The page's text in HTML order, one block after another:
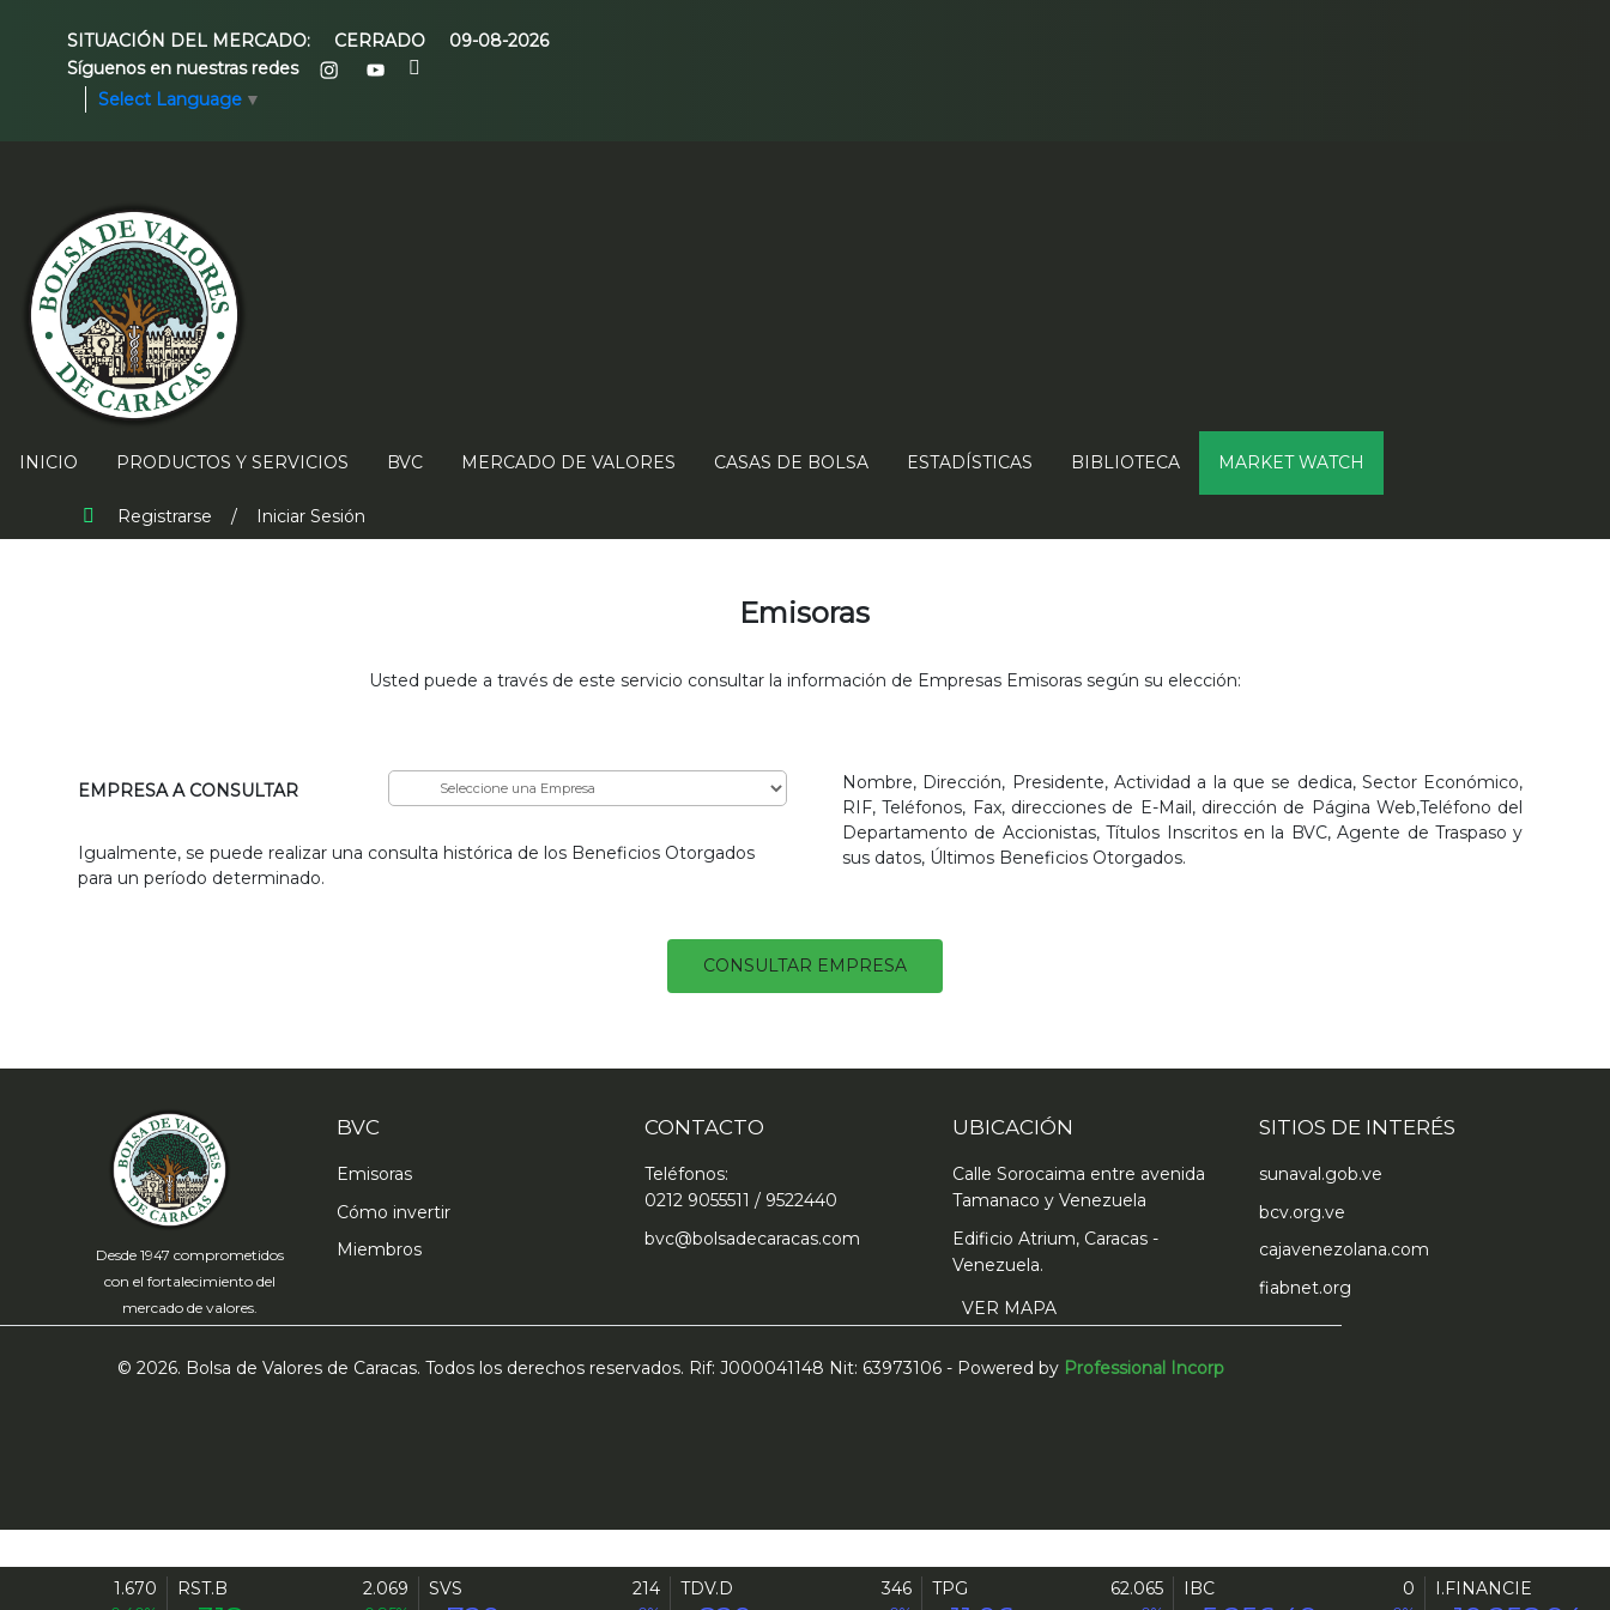
1.670 RST.B 2.069 SVS 214 TDV.D 346 TPG 62.065 IBC 0 I.FINANCIE
SITUACIÓN DEL MERCADO: CERRADO
09-08-2026
Síguenos en nuestras redes
Select Language ▼
INICIO PRODUCTOS Y SERVICIOS BVC MERCADO DE VALORES CASAS DE BOLSA ESTADÍSTICAS BIBLIOTECA MARKET WATCH
Registrarse / Iniciar Sesión
Emisoras
Usted puede a través de este servicio consultar la información de Empresas Emisoras según su elección:
EMPRESA A CONSULTAR
Igualmente, se puede realizar una consulta histórica de los Beneficios Otorgados
para un período determinado.
Nombre, Dirección, Presidente, Actividad a la que se dedica, Sector Económico,
RIF, Teléfonos, Fax, direcciones de E-Mail, dirección de Página Web,Teléfono del
Departamento de Accionistas, Títulos Inscritos en la BVC, Agente de Traspaso y
sus datos, Últimos Beneficios Otorgados.
CONSULTAR EMPRESA
Desde 1947 comprometidos
con el fortalecimiento del
mercado de valores.
BVC
Emisoras
Cómo invertir
Miembros
CONTACTO
Teléfonos:
0212 9055511 / 9522440
bvc@bolsadecaracas.com
UBICACIÓN
Calle Sorocaima entre avenida
Tamanaco y Venezuela
Edificio Atrium, Caracas -
Venezuela.
VER MAPA
SITIOS DE INTERÉS
sunaval.gob.ve
bcv.org.ve
cajavenezolana.com
fiabnet.org
© 2026. Bolsa de Valores de Caracas. Todos los derechos reservados. Rif: J000041148 Nit: 63973106 - Powered by Professional Incorp